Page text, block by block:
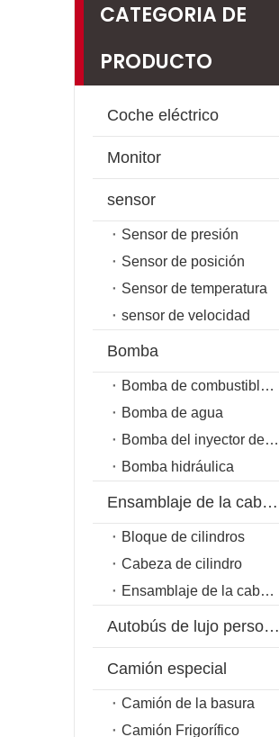
CATEGORIA DE
PRODUCTO
Coche eléctrico
Monitor
sensor
Sensor de presión
Sensor de posición
Sensor de temperatura
sensor de velocidad
Bomba
Bomba de combustible de riel común
Bomba de agua
Bomba del inyector de combustible
Bomba hidráulica
Ensamblaje de la cabeza del cilindro
Bloque de cilindros
Cabeza de cilindro
Ensamblaje de la cabeza del cilindro
Autobús de lujo personalizado
Camión especial
Camión de la basura
Camión Frigorífico